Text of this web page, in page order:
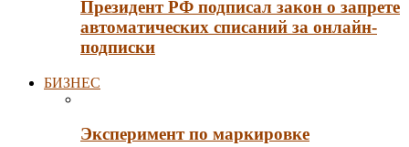
Президент РФ подписал закон о запрете
автоматических списаний за онлайн-
подписки
БИЗНЕС
Эксперимент по маркировке